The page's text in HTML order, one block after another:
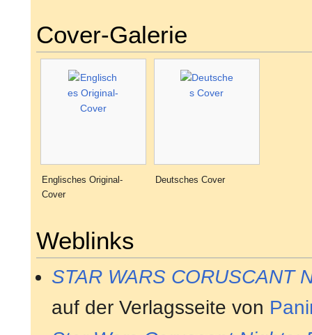
Cover-Galerie
Englisches Original-
Cover
Deutsches Cover
Weblinks
STAR WARS CORUSCANT
auf der Verlagsseite von